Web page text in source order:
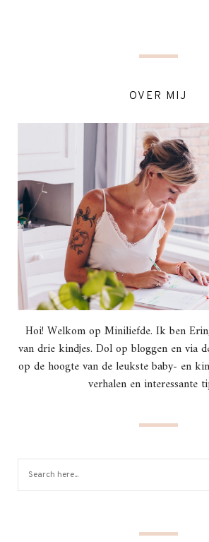
OVER MIJ
Hoi! Welkom op Miniliefde. Ik ben
van drie kindjes. Dol op bloggen en via
op de hoogte van de leukste baby- en
verhalen en interessante